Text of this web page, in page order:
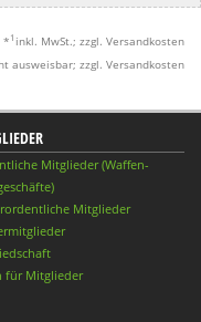
* 1 inkl. MwSt.; zzgl. Versandkosten
ausweisbar; zzgl. Versandkosten
Mitglieder (Waffen-
Mitglieder
für Mitglieder